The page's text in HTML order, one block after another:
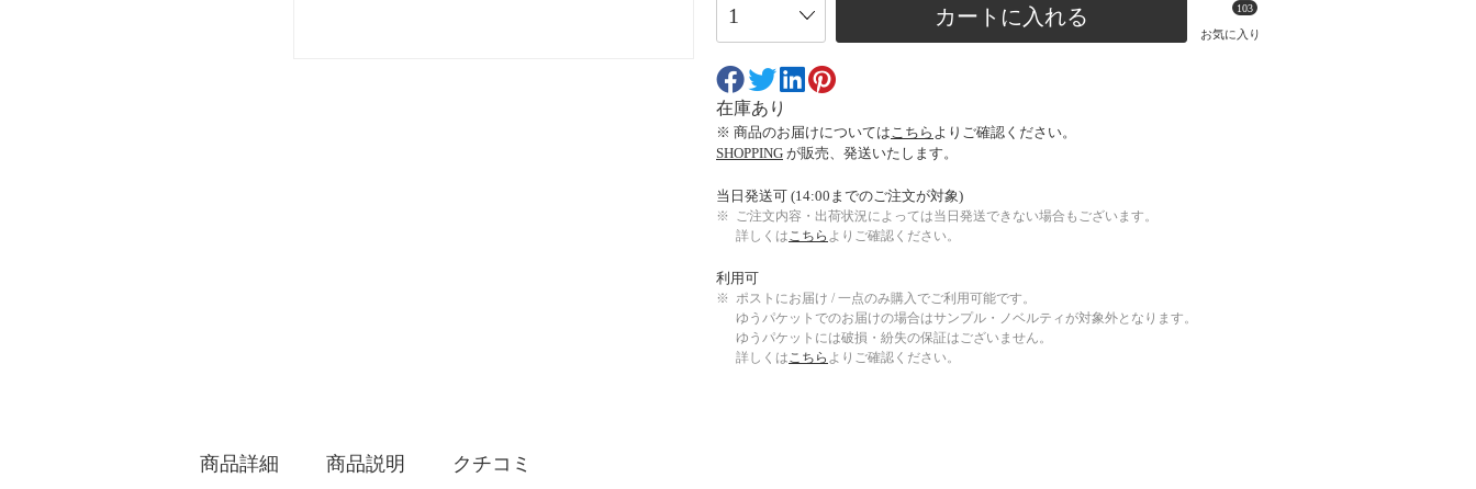
カートに入れる
お気に入り
103
在庫あり
※ 商品のお届けについては こちら よりご確認ください。
SHOPPING が販売、発送いたします。
当日発送可 (14:00までのご注文が対象)
※
ご注文内容・出荷状況によっては当日発送できない場合もございます。
詳しくは こちら よりご確認ください。
利用可
※
ポストにお届け / 一点のみ購入でご利用可能です。
ゆうパケットでのお届けの場合はサンプル・ノベルティが対象外となります。
ゆうパケットには破損・紛失の保証はございません。
詳しくは こちら よりご確認ください。
商品詳細 商品説明 クチコミ